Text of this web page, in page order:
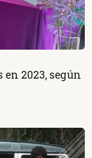
2023, según